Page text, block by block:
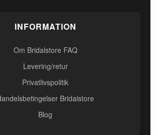
INFORMATION
Om Bridalstore FAQ
Levering/retur
Privatlivspolitik
Bridalstore
Blog